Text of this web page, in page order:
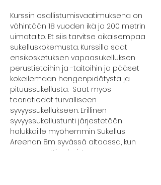
Kurssin osallistumisvaatimuksena on
vähintään 18 vuoden ikä ja 200 metrin
uimataito. Et siis tarvitse aikaisempaa
sukelluskokemusta. Kurssilla saat
ensikosketuksen vapaasukelluksen
perustietoihin ja -taitoihin ja pääset
kokeilemaan hengenpidätystä ja
pituussukellusta.  Saat myös
teoriatiedot turvalliseen
syvyyssukellukseen. Erillinen
syvyyssukellustunti järjestetään
halukkaille myöhemmin Sukellus
Areenan 8m syvässä altaassa, kun
sen remontti valmistuu